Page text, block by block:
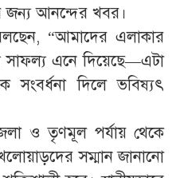
জন্য আনন্দের খবর।
“আমাদের এলাকার
সাফল্য এনে দিয়েছে—এটা
সংবর্ধনা দিলে ভবিষ্যৎ
ও তৃণমূল পর্যায় থেকে
সম্মান জানানো